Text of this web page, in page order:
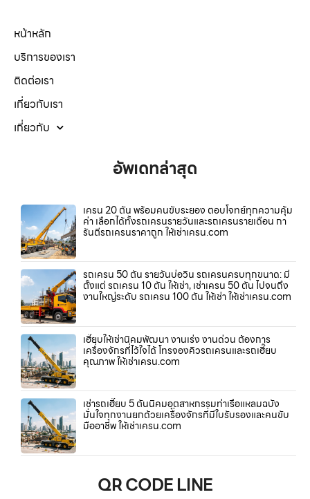
หน้าหลัก
บริการของเรา
ติดต่อเรา
เกี่ยวกับเรา
เกี่ยวกับ
อัพเดทล่าสุด
เครน 20 ตัน พร้อมคนขับระยอง ตอบโจทย์ทุกความคุ้ม
ค่า เลือกได้ทั้งรถเครนรายวันและรถเครนรายเดือน กา
รันตีรถเครนราคาถูก ให้เช่าเครน.com
รถเครน 50 ตัน รายวันบ่อวิน รถเครนครบทุกขนาด: มี
ตั้งแต่ รถเครน 10 ตัน ให้เช่า, เช่าเครน 50 ตัน ไปจนถึง
งานใหญ่ระดับ รถเครน 100 ตัน ให้เช่า ให้เช่าเครน.com
เฮี๊ยบให้เช่านิคมพัฒนา งานเร่ง งานด่วน ต้องการ
เครื่องจักรที่ไว้ใจได้ โทรจองคิวรถเครนและรถเฮี๊ยบ
คุณภาพ ให้เช่าเครน.com
เช่ารถเฮี๊ยบ 5 ตันนิคมอุตสาหกรรมท่าเรือแหลมฉบัง
มั่นใจทุกงานยกด้วยเครื่องจักรที่มีใบรับรองและคนขับ
มืออาชีพ ให้เช่าเครน.com
QR CODE LINE